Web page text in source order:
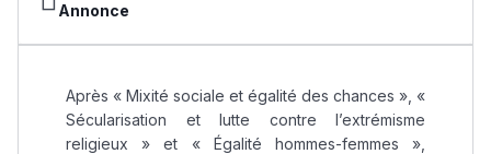
Annonce
Après « Mixité sociale et égalité des chances », «
Sécularisation et lutte contre l’extrémisme
religieux » et « Égalité hommes-femmes »,